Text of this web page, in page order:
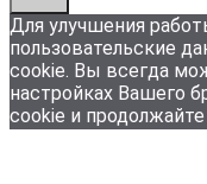
Для улучшения
пользовательские
cookie. Вы всегда
настройках Вашего
cookie и